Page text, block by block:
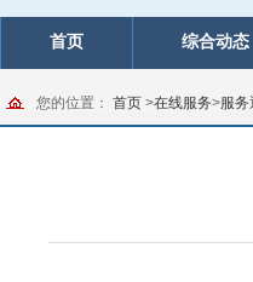
首页 综合动态
您的位置： 首页 >在线服务>服务